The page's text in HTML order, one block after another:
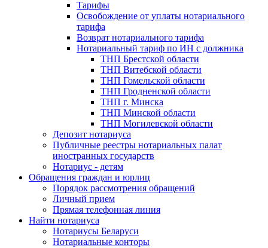
Тарифы
Освобождение от уплаты нотариального
тарифа
Возврат нотариального тарифа
Нотариальный тариф по ИН с должника
ТНП Брестской области
ТНП Витебской области
ТНП Гомельской области
ТНП Гродненской области
ТНП г. Минска
ТНП Минской области
ТНП Могилевской области
Депозит нотариуса
Публичные реестры нотариальных палат
иностранных государств
Нотариус - детям
Обращения граждан и юрлиц
Порядок рассмотрения обращений
Личный прием
Прямая телефонная линия
Найти нотариуса
Нотариусы Беларуси
Нотариальные конторы